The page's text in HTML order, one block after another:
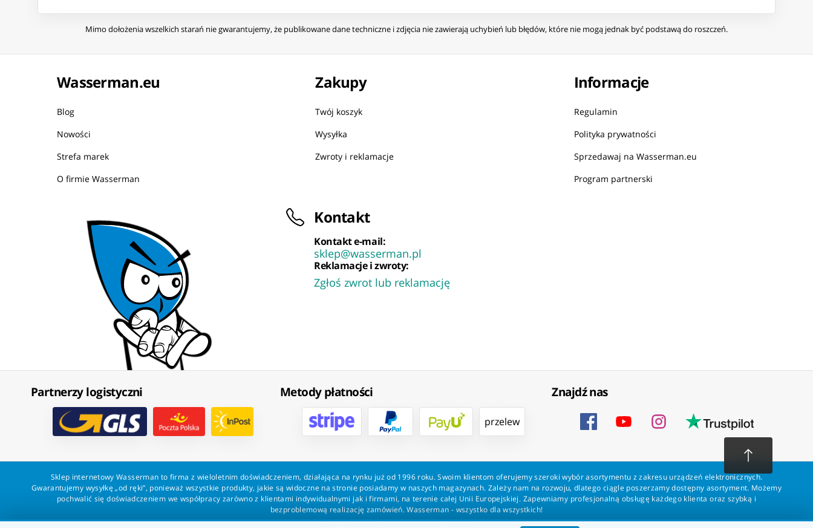
Mimo dołożenia wszelkich starań nie gwarantujemy, że publikowane dane techniczne i zdjęcia nie zawierają uchybień lub błędów, które nie mogą jednak być podstawą do roszczeń.
Wasserman.eu
Blog
Nowości
Strefa marek
O firmie Wasserman
Zakupy
Twój koszyk
Wysyłka
Zwroty i reklamacje
Informacje
Regulamin
Polityka prywatności
Sprzedawaj na Wasserman.eu
Program partnerski
Kontakt
Kontakt e-mail:
sklep@wasserman.pl
Reklamacje i zwroty:
Zgłoś zwrot lub reklamację
Partnerzy logistyczni Metody płatności
przelew
Znajdź nas
Sklep internetowy Wasserman to firma z wieloletnim doświadczeniem, działająca na rynku już od 1996 roku. Swoim klientom oferujemy szeroki wybór asortymentu z zakresu urządzeń elektronicznych.
Gwarantujemy wysyłkę „od ręki”, ponieważ wszystkie produkty, jakie są widoczne na stronie posiadamy w naszych magazynach. Zależy nam na rozwoju, dlatego ciągle poszerzamy dostępny asortyment. Możemy
pochwalić się doświadczeniem we współpracy zarówno z klientami indywidualnymi jak i firmami, na terenie całej Unii Europejskiej. Zapewniamy profesjonalną obsługę każdego klienta oraz szybką i
bezproblemową realizację zamówień. Wasserman - wszystko dla wszystkich!